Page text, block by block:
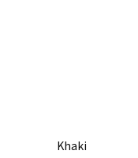
Khaki